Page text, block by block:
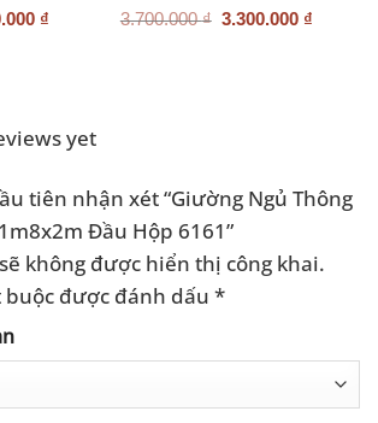
₫ 3.700.000₫ Giá
3.300.000 ₫
yet
tiên nhận xét “Giường Ngủ Thông
Đầu Hộp 6161”
không được hiển thị công khai.
buộc được đánh dấu *